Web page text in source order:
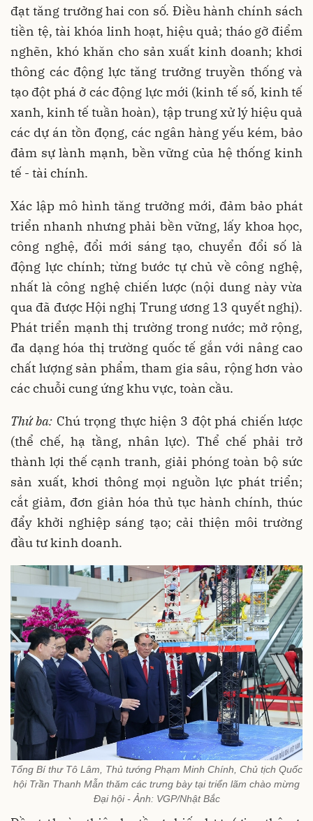
đạt tăng trưởng hai con số. Điều hành chính sách
tiền tệ, tài khóa linh hoạt, hiệu quả; tháo gỡ điểm
nghẽn, khó khăn cho sản xuất kinh doanh; khơi
thông các động lực tăng trưởng truyền thống và
tạo đột phá ở các động lực mới (kinh tế số, kinh tế
xanh, kinh tế tuần hoàn), tập trung xử lý hiệu quả
các dự án tồn đọng, các ngân hàng yếu kém, bảo
đảm sự lành mạnh, bền vững của hệ thống kinh
tế - tài chính.
Xác lập mô hình tăng trưởng mới, đảm bảo phát
triển nhanh nhưng phải bền vững, lấy khoa học,
công nghệ, đổi mới sáng tạo, chuyển đổi số là
động lực chính; từng bước tự chủ về công nghệ,
nhất là công nghệ chiến lược (nội dung này vừa
qua đã được Hội nghị Trung ương 13 quyết nghị).
Phát triển mạnh thị trường trong nước; mở rộng,
đa dạng hóa thị trường quốc tế gắn với nâng cao
chất lượng sản phẩm, tham gia sâu, rộng hơn vào
các chuỗi cung ứng khu vực, toàn cầu.
Thứ ba: Chú trọng thực hiện 3 đột phá chiến lược
(thể chế, hạ tầng, nhân lực). Thể chế phải trở
thành lợi thế cạnh tranh, giải phóng toàn bộ sức
sản xuất, khơi thông mọi nguồn lực phát triển;
cắt giảm, đơn giản hóa thủ tục hành chính, thúc
đẩy khởi nghiệp sáng tạo; cải thiện môi trường
đầu tư kinh doanh.
Tổng Bí thư Tô Lâm, Thủ tướng Phạm Minh Chính, Chủ tịch Quốc
hội Trần Thanh Mẫn thăm các trưng bày tại triển lãm chào mừng
Đại hội - Ảnh: VGP/Nhật Bắc